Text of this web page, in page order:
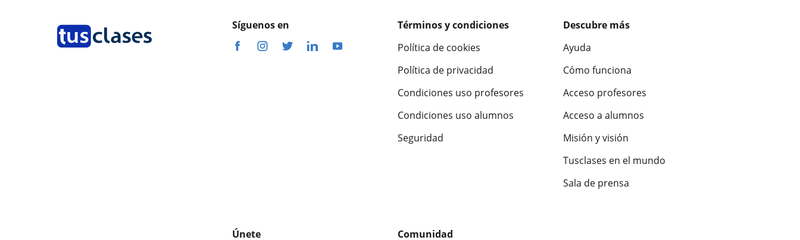
Síguenos en
Términos y condiciones
Política de cookies
Política de privacidad
Condiciones uso profesores
Condiciones uso alumnos
Seguridad
Descubre más
Ayuda
Cómo funciona
Acceso profesores
Acceso a alumnos
Misión y visión
Tusclases en el mundo
Sala de prensa
Únete Comunidad